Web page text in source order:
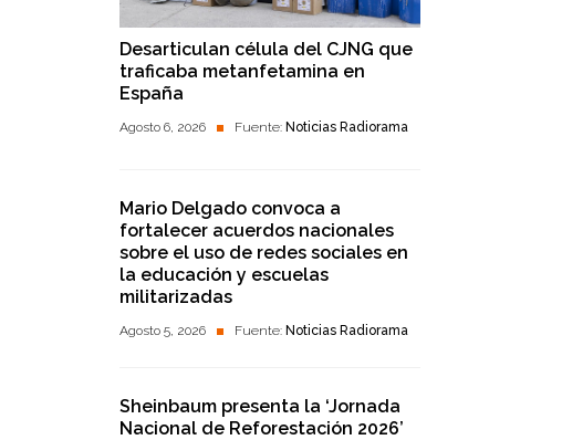
Desarticulan célula del CJNG que
traficaba metanfetamina en
España
Agosto 6, 2026 Fuente: Noticias Radiorama
Mario Delgado convoca a
fortalecer acuerdos nacionales
sobre el uso de redes sociales en
la educación y escuelas
militarizadas
Agosto 5, 2026 Fuente: Noticias Radiorama
Sheinbaum presenta la ‘Jornada
Nacional de Reforestación 2026’